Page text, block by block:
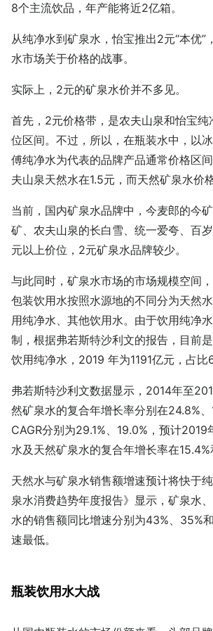
8个主流饮品，年产能将近2亿箱。
从纯净水到矿泉水，怡宝推出2元“本优”
水市场关于价格的战事。
实际上，2元的矿泉水价并不多见。
首先，2元价格带，是农夫山泉和怡宝纯
位区间。不过，所以，在瓶装水中，以
傅纯净水为代表的品牌产品通常价格区
夫山泉天然水在1.5元，而天然矿泉水价
当前，国内矿泉水品牌中，今麦郎的今
矿、农夫山泉的长白雪、统一爱夸、百
元以上价位，2元矿泉水品牌较少。
与此同时，矿泉水市场的市场规模空间，
包装饮用水按照水源地的不同分为天然
用纯净水、其他饮用水。由于饮用纯净
制，根据弗若斯特沙利文的报告，目前
饮用纯净水，2019 年为1191亿元，占比
弗若斯特沙利文数据显示，2014年至
然矿泉水的复合年增长率分别在24.8%
CAGR分别为29.1%、19.0%，预计
水及天然矿泉水的复合年增长率在15.4%
天然水与矿泉水销售额增速预计将快于
泉水消费趋势年度报告》显示，矿泉水
水的销售额同比增速分别为43%、35%
速最低。
瓶装饮用水大战